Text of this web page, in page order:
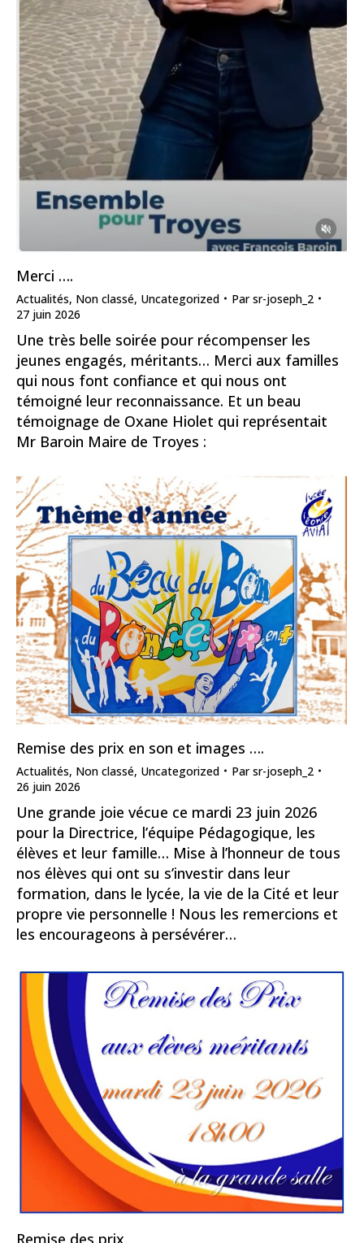
Merci ….
Actualités, Non classé, Uncategorized Parsr-joseph_2
27 juin 2026
Une très belle soirée pour récompenser les
jeunes engagés, méritants… Merci aux familles
qui nous font confiance et qui nous ont
témoigné leur reconnaissance. Et un beau
témoignage de Oxane Hiolet qui représentait
Mr Baroin Maire de Troyes :
Remise des prix en son et images ….
Actualités, Non classé, Uncategorized Parsr-joseph_2
26 juin 2026
Une grande joie vécue ce mardi 23 juin 2026
pour la Directrice, l’équipe Pédagogique, les
élèves et leur famille… Mise à l’honneur de tous
nos élèves qui ont su s’investir dans leur
formation, dans le lycée, la vie de la Cité et leur
propre vie personnelle ! Nous les remercions et
les encourageons à persévérer…
Remise des prix